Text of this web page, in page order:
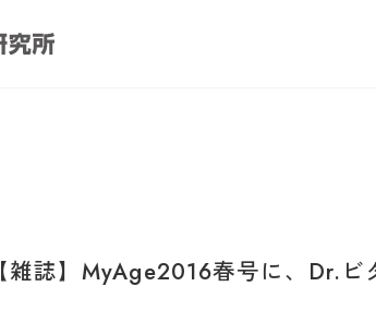
【雑誌】MyAge2016春号に、Dr.